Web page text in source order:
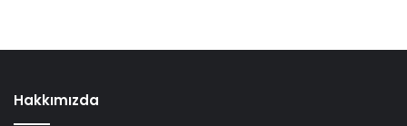
Hakkımızda